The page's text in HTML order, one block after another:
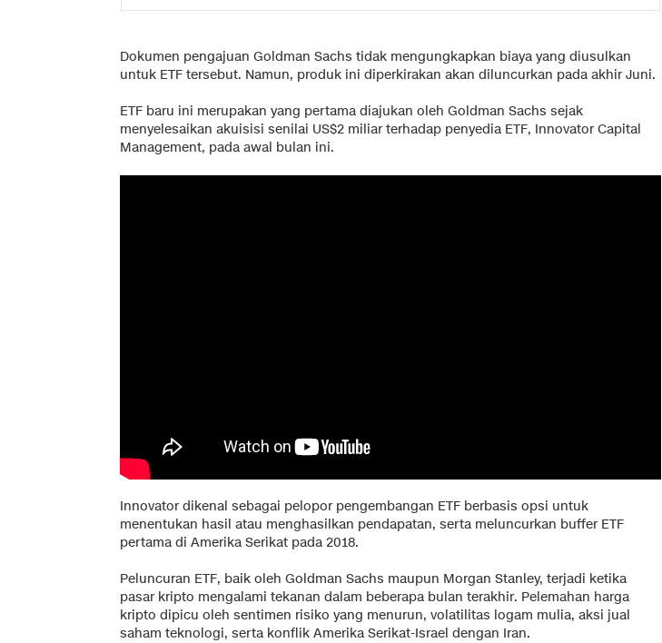
Dokumen pengajuan Goldman Sachs tidak mengungkapkan biaya yang diusulkan
untuk ETF tersebut. Namun, produk ini diperkirakan akan diluncurkan pada akhir Juni.
ETF baru ini merupakan yang pertama diajukan oleh Goldman Sachs sejak
menyelesaikan akuisisi senilai US$2 miliar terhadap penyedia ETF, Innovator Capital
Management, pada awal bulan ini.
Innovator dikenal sebagai pelopor pengembangan ETF berbasis opsi untuk
menentukan hasil atau menghasilkan pendapatan, serta meluncurkan buffer ETF
pertama di Amerika Serikat pada 2018.
Peluncuran ETF, baik oleh Goldman Sachs maupun Morgan Stanley, terjadi ketika
pasar kripto mengalami tekanan dalam beberapa bulan terakhir. Pelemahan harga
kripto dipicu oleh sentimen risiko yang menurun, volatilitas logam mulia, aksi jual
saham teknologi, serta konflik Amerika Serikat-Israel dengan Iran.